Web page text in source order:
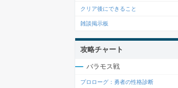
クリア後にできること
雑談掲示板
攻略チャート
バラモス戦
プロローグ：勇者の性格診断